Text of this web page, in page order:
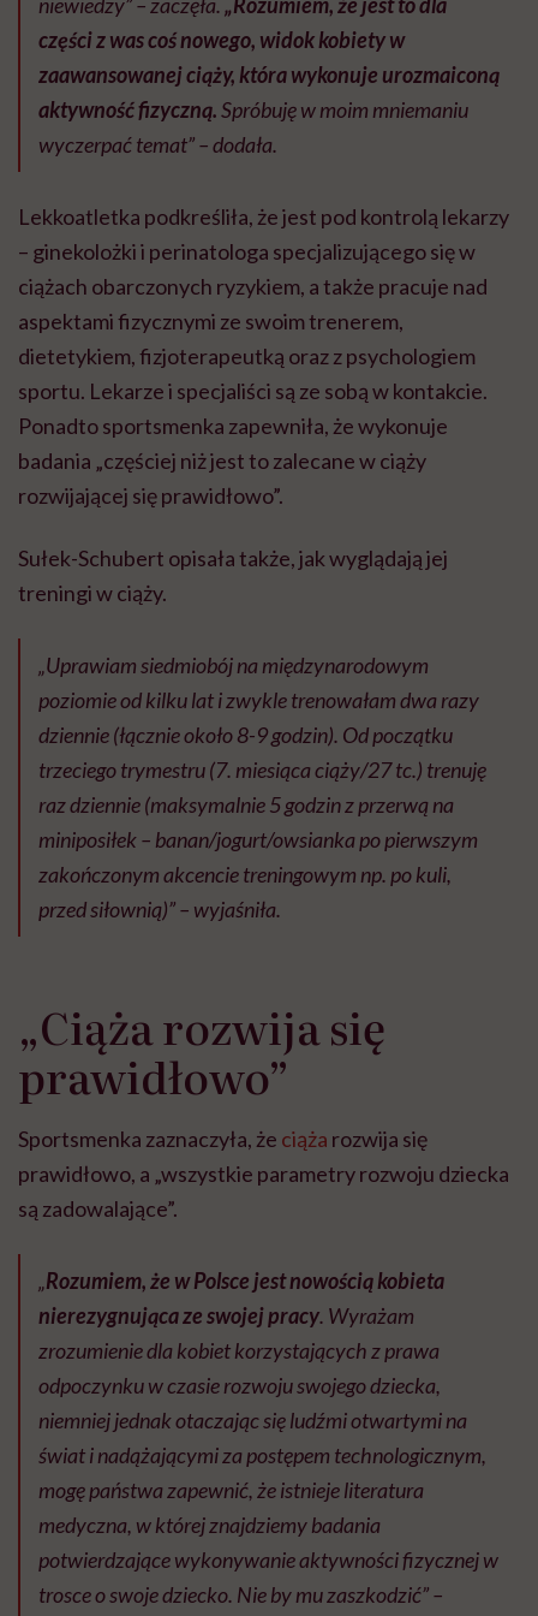
części z was coś nowego, widok kobiety w
zaawansowanej ciąży, która wykonuje urozmaiconą
aktywność fizyczną.Spróbuję w moim mniemaniu
wyczerpać temat” – dodała.
Lekkoatletka podkreśliła, że jest pod kontrolą lekarzy
– ginekolożki i perinatologa specjalizującego się w
ciążach obarczonych ryzykiem, a także pracuje nad
aspektami fizycznymi ze swoim trenerem,
dietetykiem, fizjoterapeutką oraz z psychologiem
sportu. Lekarze i specjaliści są ze sobą w kontakcie.
Ponadto sportsmenka zapewniła, że wykonuje
badania „częściej niż jest to zalecane w ciąży
rozwijającej się prawidłowo”.
Sułek-Schubert opisała także, jak wyglądają jej
treningi w ciąży.
„Uprawiam siedmiobój na międzynarodowym
poziomie od kilku lat i zwykle trenowałam dwa razy
dziennie (łącznie około 8-9 godzin). Od początku
trzeciego trymestru (7. miesiąca ciąży/27 tc.) trenuję
raz dziennie (maksymalnie 5 godzin z przerwą na
miniposiłek – banan/jogurt/owsianka po pierwszym
zakończonym akcencie treningowym np. po kuli,
przed siłownią)” – wyjaśniła.
„Ciąża rozwija się
prawidłowo”
Sportsmenka zaznaczyła, że ciąża rozwija się
prawidłowo, a „wszystkie parametry rozwoju dziecka
są zadowalające”.
„Rozumiem, że w Polsce jest nowością kobieta
nierezygnująca ze swojej pracy. Wyrażam
zrozumienie dla kobiet korzystających z prawa
odpoczynku w czasie rozwoju swojego dziecka,
niemniej jednak otaczając się ludźmi otwartymi na
świat i nadążającymi za postępem technologicznym,
mogę państwa zapewnić, że istnieje literatura
medyczna, w której znajdziemy badania
potwierdzające wykonywanie aktywności fizycznej w
trosce o swoje dziecko. Nie by mu zaszkodzić” –